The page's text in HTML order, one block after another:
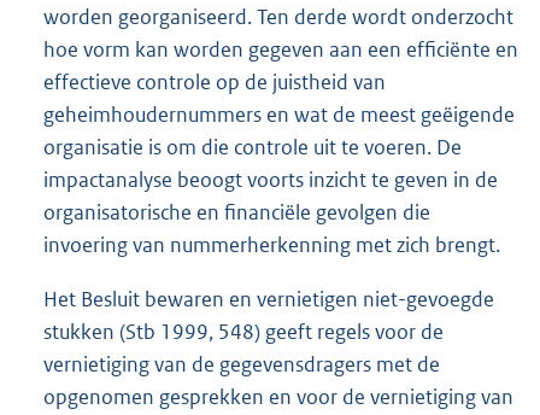
worden georganiseerd. Ten derde wordt onderzocht
hoe vorm kan worden gegeven aan een efficiënte en
effectieve controle op de juistheid van
geheimhoudernummers en wat de meest geëigende
organisatie is om die controle uit te voeren. De
impactanalyse beoogt voorts inzicht te geven in de
organisatorische en financiële gevolgen die
invoering van nummerherkenning met zich brengt.
Het Besluit bewaren en vernietigen niet-gevoegde
stukken (Stb 1999, 548) geeft regels voor de
vernietiging van de gegevensdragers met de
opgenomen gesprekken en voor de vernietiging van